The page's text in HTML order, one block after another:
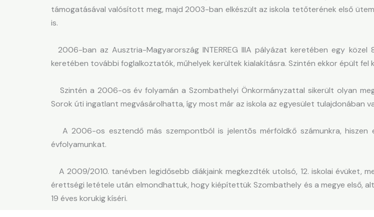
támogatásával valósított meg, majd 2003-ban elkészült az iskola tetőterének első
is.
2006-ban az Ausztria-Magyarország INTERREG IIIA pályázat keretében egy
keretében további foglalkoztatók, műhelyek kerültek kialakításra. Szintén ekkor épült fel
Szintén a 2006-os év folyamán a Szombathelyi Önkormányzattal sikerült olyan
Sorok úti ingatlant megvásárolhatta, így most már az iskola az egyesület tulajdonában
A 2006-os esztendő más szempontból is jelentõs mérföldkő számunkra,
évfolyamunkat.
A 2009/2010. tanévben legidősebb diákjaink megkezdték utolsó, 12. iskolai évüket,
érettségi letétele után elmondhattuk, hogy kiépítettük Szombathely és a megye első,
19 éves korukig kíséri.